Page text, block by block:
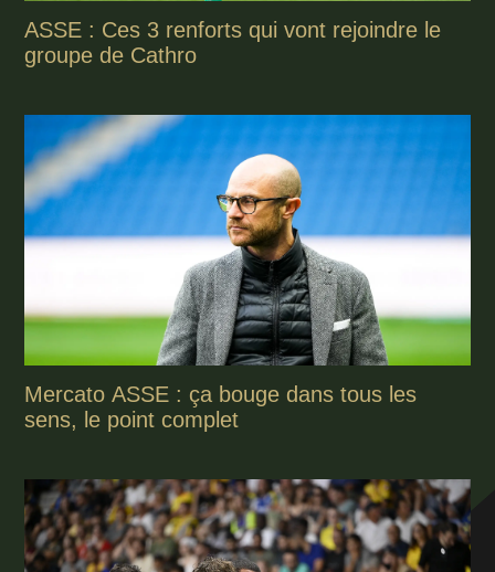
ASSE : Ces 3 renforts qui vont rejoindre le
groupe de Cathro
Mercato ASSE : ça bouge dans tous les
sens, le point complet